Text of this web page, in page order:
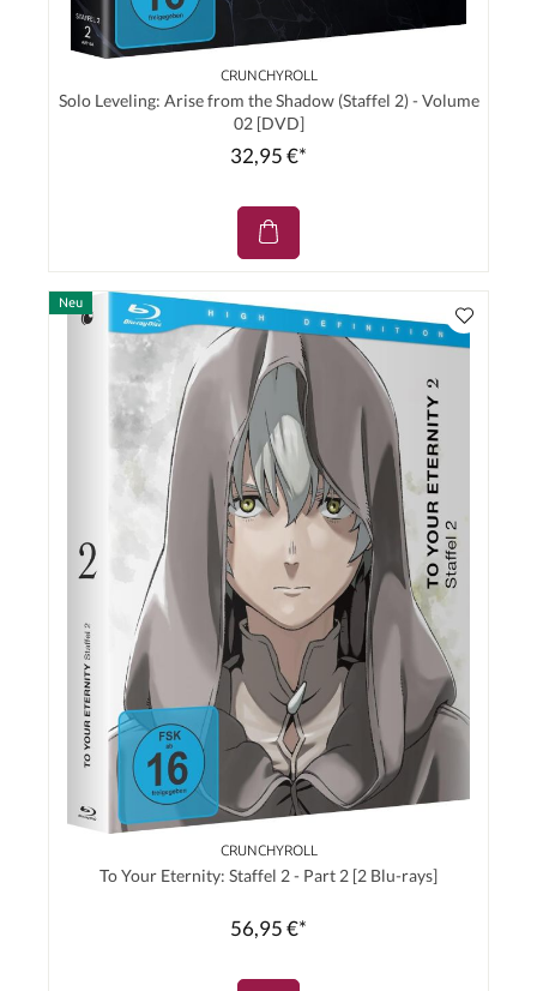
CRUNCHYROLL
Solo Leveling: Arise from the Shadow (Staffel 2) - Volume
02 [DVD]
32,95 €*
Neu
CRUNCHYROLL
To Your Eternity: Staffel 2 - Part 2 [2 Blu-rays]
56,95 €*